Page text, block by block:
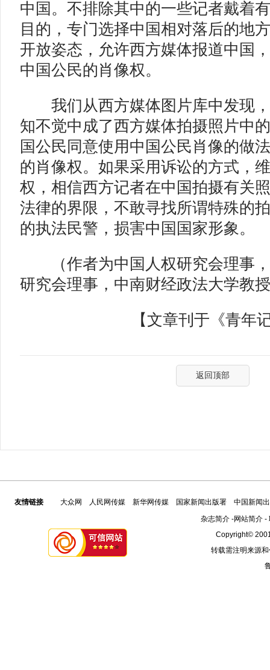
中国。不排除其中的一些记者戴着
目的，专门选择中国相对落后的地
开放姿态，允许西方媒体报道中国
中国公民的肖像权。
我们从西方媒体图片库中发现，
知不觉中成了西方媒体拍摄照片中
国公民同意使用中国公民肖像的做
的肖像权。如果采用诉讼的方式，
权，相信西方记者在中国拍摄有关
法律的界限，不敢寻找所谓特殊的
的执法民警，损害中国国家形象。
（作者为中国人权研究会理事，
研究会理事，中南财经政法大学教
【文章刊于《青年记
返回顶部
友情链接 大众网 人民网传媒 新华网传媒 国家新闻出版署
中国新闻
杂志简介-网站简介-
Copyright©
转载需注明来源